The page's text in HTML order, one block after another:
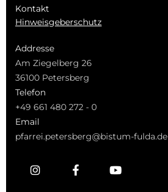
Kontakt
Hinweisgeberschutz
Addresse
Am Ziegelberg 26
36100 Petersberg
Telefon
+49 661 480 272 - 0
Email
pfarrei.petersberg@bistum-fulda.de